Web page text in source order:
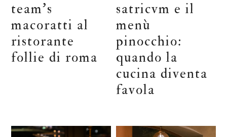
team’s
macoratti al
ristorante
follie di roma
satricvm e il
menù
pinocchio:
quando la
cucina diventa
favola